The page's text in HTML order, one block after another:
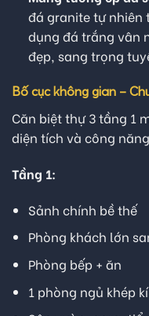
đá granite tự nhiên
dụng đá trắng vân
đẹp, sang trọng
Bố cục không gian –
Căn biệt thự 3 tầng 1
diện tích và công
Tầng 1:
Sảnh chính bề thế
Phòng khách lớn
Phòng bếp + ăn
1 phòng ngủ khép